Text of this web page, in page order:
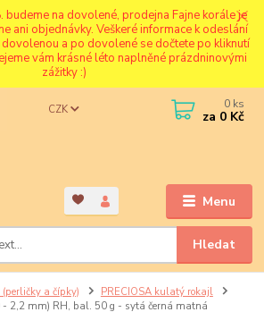
na dovolené, prodejna Fajne korále je
ani objednávky. Veškeré informace k odeslání
a po dovolené se dočtete po kliknutí
vám krásné léto naplněné prázdninovými
zážitky :)
Menu
CZK
Hledat
0 ks
za 0 Kč
a čípky)
PRECIOSA kulatý rokajl
- 2,2 mm) RH, bal. 50 g - sytá černá matná